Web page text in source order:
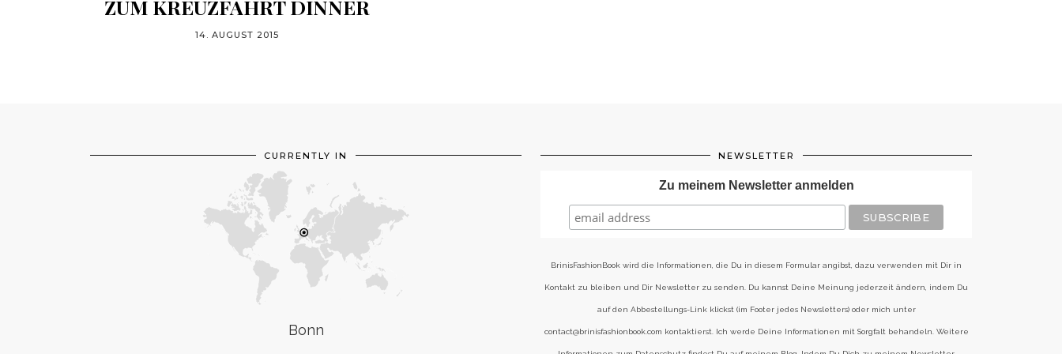
ZUM KREUZFAHRT DINNER
14. AUGUST 2015
CURRENTLY IN
Bonn
NEWSLETTER
Zu meinem Newsletter anmelden
BrinisFashionBook wird die Informationen, die Du in diesem Formular angibst, dazu verwenden mit Dir in
Kontakt zu bleiben und Dir Newsletter zu senden. Du kannst Deine Meinung jederzeit ändern, indem Du
auf den Abbestellungs-Link klickst (im Footer jedes Newsletters) oder mich unter
contact@brinisfashionbook.com kontaktierst. Ich werde Deine Informationen mit Sorgfalt behandeln. Weitere